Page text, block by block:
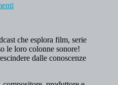
che esplora film, serie
le loro colonne sonore!
dalle conoscenze